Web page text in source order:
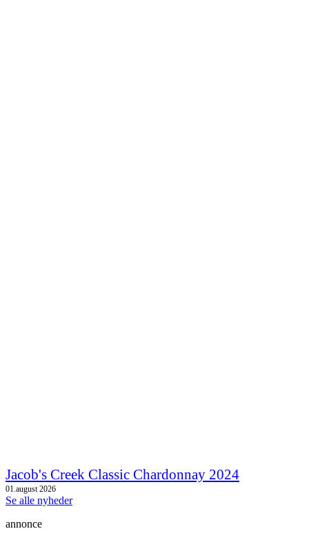
Jacob's Creek Classic Chardonnay 2024
01.august 2026
Se alle nyheder
annonce